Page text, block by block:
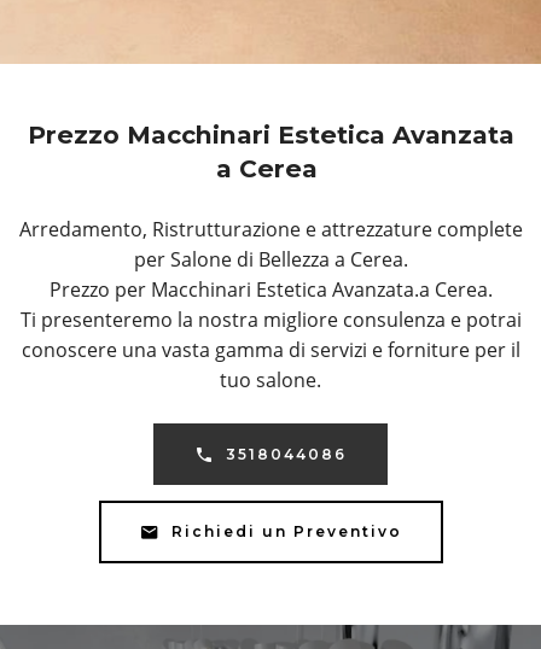
Prezzo Macchinari Estetica Avanzata
a Cerea
Arredamento, Ristrutturazione e attrezzature complete
per Salone di Bellezza a Cerea.
Prezzo per Macchinari Estetica Avanzata.a Cerea.
Ti presenteremo la nostra migliore consulenza e potrai
conoscere una vasta gamma di servizi e forniture per il
tuo salone.
3518044086
Richiedi un Preventivo